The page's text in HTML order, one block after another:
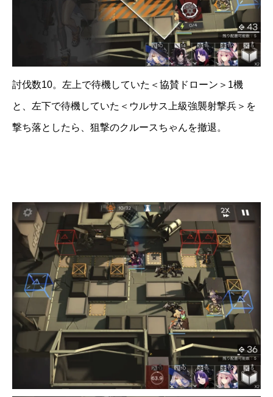
討伐数10。左上で待機していた＜協賛ドローン＞1機
と、左下で待機していた＜ウルサス上級強襲射撃兵＞を
撃ち落としたら、狙撃のクルースちゃんを撤退。